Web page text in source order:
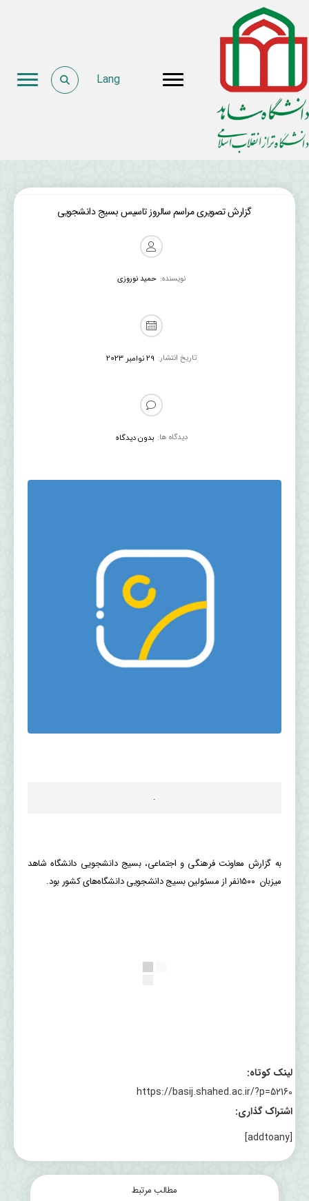
Lang
گزارش تصویری مراسم سالروز تاسیس بسیج دانشجویی
نویسنده: حمید نوروزی
تاریخ انتشار: 29 نوامبر 2023
دیدگاه ها: بدون دیدگاه
.
به گزارش معاونت فرهنگی و اجتماعی، بسیج دانشجویی دانشگاه شاهد
میزبان ۱۵۰۰نفر از مسئولین بسیج دانشجویی دانشگاه‌های کشور بود.
لینک کوتاه:
https://basij.shahed.ac.ir/?p=52160
اشتراک گذاری:
[addtoany]
مطالب مرتبط